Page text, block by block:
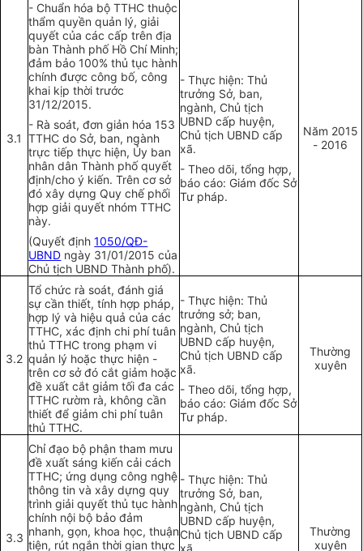
3.1
- Chuẩn hóa bộ TTHC thuộc
thẩm quyền quản lý, giải
quyết của các cấp trên địa
bàn Thành phố Hồ Chí Minh;
đảm bảo 100% thủ tục hành
chính được công bố, công
khai kịp thời trước
31/12/2015.
- Rà soát, đơn giản hóa 153
TTHC do Sở, ban, ngành
trực tiếp thực hiện, Ủy ban
nhân dân Thành phố quyết
định/cho ý kiến. Trên cơ sở
đó xây dựng Quy chế phối
hợp giải quyết nhóm TTHC
này.
(Quyết định1050/QĐ-
UBND ngày 31/01/2015 của
Chủ tịch UBND Thành phố).
- Thực hiện: Thủ
trưởng Sở, ban,
ngành, Chủ tịch
UBND cấp huyện,
Chủ tịch UBND cấp
xã.
- Theo dõi, tổng hợp,
báo cáo: Giám đốc Sở
Tư pháp.
Năm 2015
- 2016
3.2
Tổ chức rà soát, đánhgiá
sự cần thiết, tính hợp pháp,
hợp lý và hiệu quả của các
TTHC, xác định chi phí tuân
thủTTHC trong phạm vi
quản lý hoặc thực hiện -
trên cơ sở đó cắt giảm hoặc
đề xuất cắt giảm tối đa các
TTHC rườm rà, không cần
thiết để giảm chi phí tuân
thủ TTHC.
- Thực hiện: Thủ
trưởng sở; ban,
ngành, Chủ tịch
UBND cấp huyện,
Chủ tịch UBND cấp
xã.
- Theo dõi, tổng hợp,
báo cáo: Giám đốc Sở
Tư pháp.
Thường
xuyên
3.3
Chỉ đạo bộ phận tham mưu
đề xuất sáng kiến cải cách
TTHC; ứng dụng công nghệ
thông tin và xây dựng quy
trình giải quyết thủ tục hành
chính nội bộ bảo đảm
nhanh, gọn, khoa học, thuận
tiện, rút ngắn thời gian thực
- Thực hiện: Thủ
trưởng Sở, ban,
ngành, Chủ tịch
UBND cấp huyện,
Chủ tịch UBND cấp
xã.
Thường
xuyên